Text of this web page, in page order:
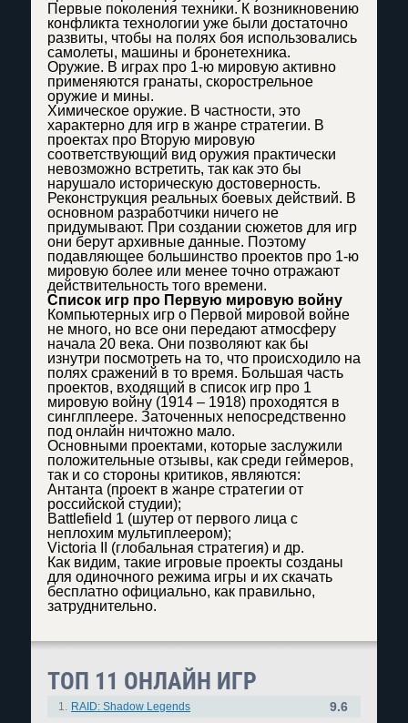
Первые поколения техники. К возникновению
конфликта технологии уже были достаточно
развиты, чтобы на полях боя использовались
самолеты, машины и бронетехника.
Оружие. В играх про 1-ю мировую активно
применяются гранаты, скорострельное
оружие и мины.
Химическое оружие. В частности, это
характерно для игр в жанре стратегии. В
проектах про Вторую мировую
соответствующий вид оружия практически
невозможно встретить, так как это бы
нарушало историческую достоверность.
Реконструкция реальных боевых действий. В
основном разработчики ничего не
придумывают. При создании сюжетов для игр
они берут архивные данные. Поэтому
подавляющее большинство проектов про 1-ю
мировую более или менее точно отражают
действительность того времени.
Список игр про Первую мировую войну
Компьютерных игр о Первой мировой войне
не много, но все они передают атмосферу
начала 20 века. Они позволяют как бы
изнутри посмотреть на то, что происходило на
полях сражений в то время. Большая часть
проектов, входящий в список игр про 1
мировую войну (1914 – 1918) проходятся в
синглплеере. Заточенных непосредственно
под онлайн ничтожно мало.
Основными проектами, которые заслужили
положительные отзывы, как среди геймеров,
так и со стороны критиков, являются:
Антанта (проект в жанре стратегии от
российской студии);
Battlefield 1 (шутер от первого лица с
неплохим мультиплеером);
Victoria II (глобальная стратегия) и др.
Как видим, такие игровые проекты созданы
для одиночного режима игры и их скачать
бесплатно официально, как правильно,
затруднительно.
ТОП 11 ОНЛАЙН ИГР
1. RAID: Shadow Legends 9.6